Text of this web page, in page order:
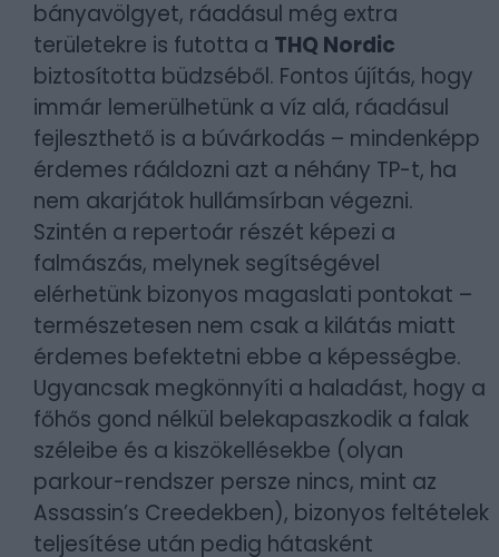
bányavölgyet, ráadásul még extra
területekre is futotta a THQ Nordic
biztosította büdzséből. Fontos újítás, hogy
immár lemerülhetünk a víz alá, ráadásul
fejleszthető is a búvárkodás – mindenképp
érdemes rááldozni azt a néhány TP-t, ha
nem akarjátok hullámsírban végezni.
Szintén a repertoár részét képezi a
falmászás, melynek segítségével
elérhetünk bizonyos magaslati pontokat –
természetesen nem csak a kilátás miatt
érdemes befektetni ebbe a képességbe.
Ugyancsak megkönnyíti a haladást, hogy a
főhős gond nélkül belekapaszkodik a falak
széleibe és a kiszökellésekbe (olyan
parkour-rendszer persze nincs, mint az
Assassin’s Creedekben), bizonyos feltételek
teljesítése után pedig hátasként